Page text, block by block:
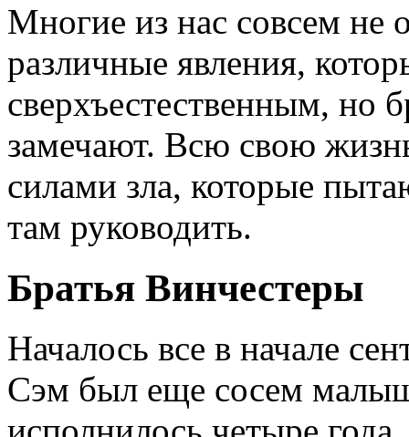
Многие из нас совсем не
различные явления,
сверхъестественным, но
замечают. Всю свою
силами зла, которые
там руководить.
Братья Винчестеры
Началось все в начале
Сэм был еще сосем